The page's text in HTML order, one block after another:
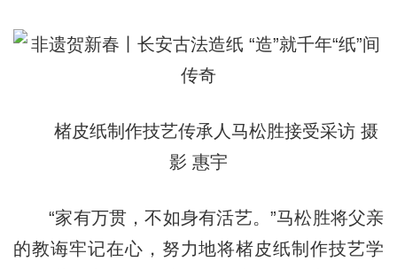
楮皮纸制作技艺传承人马松胜接受采访 摄
影 惠宇
“家有万贯，不如身有活艺。”马松胜将父亲
的教诲牢记在心，努力地将楮皮纸制作技艺学